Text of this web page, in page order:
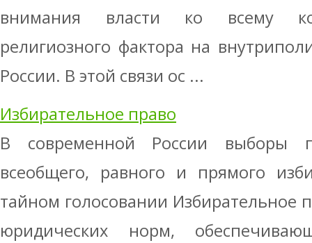
внимания власти ко всему
религиозного фактора на
России. В этой связи ос ...
Избирательное право
В современной России выборы
всеобщего, равного и прямого
тайном голосовании Избирательное
юридических норм,